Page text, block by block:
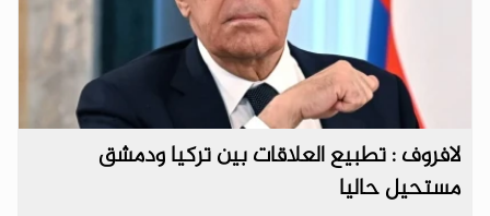
لافروف : تطبيع العلاقات بين تركيا ودمشق
مستحيل حاليا